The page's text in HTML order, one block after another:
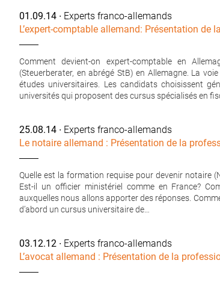
01.09.14 ∙ Experts franco-allemands
L’expert-comptable allemand: Présentation de
Comment devient-on expert-comptable en
(Steuerberater, en abrégé StB) en Allemagne. La
études universitaires. Les candidats choisissent
universités qui proposent des cursus spécialisés en
25.08.14 ∙ Experts franco-allemands
Le notaire allemand : Présentation de la
Quelle est la formation requise pour devenir notaire
Est-il un officier ministériel comme en France?
auxquelles nous allons apporter des réponses.
d’abord un cursus universitaire de…
03.12.12 ∙ Experts franco-allemands
L’avocat allemand : Présentation de la